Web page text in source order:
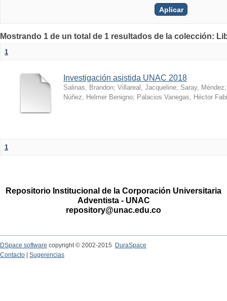
Mostrando 1 de un total de 1 resultados de la colección:
1
Investigación asistida UNAC 2018
Salinas, Brandon; Villareal, Jacqueline; Saray, Méndez
Núñez, Helmer Benigno; Palacios Vanegas, Héctor
1
Repositorio Institucional de la Corporación Universitaria
Adventista - UNAC
repository@unac.edu.co
DSpace software copyright © 2002-2015
DuraSpace
Contacto
Sugerencias